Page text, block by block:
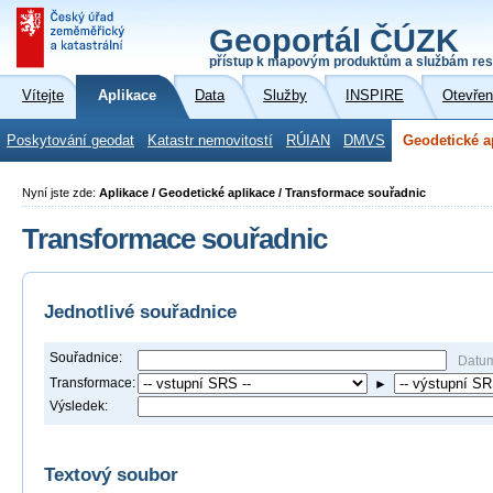
Geoportál ČÚZK
přístup k mapovým produktům a službám
Vítejte Aplikace Data Služby INSPIRE
Poskytování geodat Katastr nemovitostí RÚIAN DMVS Geodetické
Nyní jste zde: Aplikace / Geodetické aplikace / Transformace souřadnic
Transformace souřadnic
Jednotlivé souřadnice
Souřadnice:
Transformace:
►
Výsledek:
Textový soubor